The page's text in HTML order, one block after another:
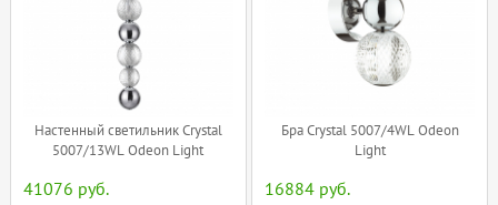
Настенный светильник Crystal
5007/13WL Odeon Light
41076 руб.
Бра Crystal 5007/4WL Odeon
Light
16884 руб.